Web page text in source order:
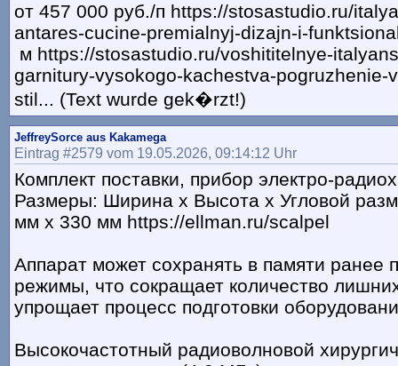
от 457 000 руб./п https://stosastudio.ru/
antares-cucine-premialnyj-dizajn-i-
м https://stosastudio.ru/voshititelnye-
garnitury-vysokogo-kachestva-pogruzhenie-
stil... (Text wurde gek�rzt!)
JeffreySorce aus Kakamega
Eintrag #2579 vom 19.05.2026, 09:14:12 Uhr
Комплект поставки, прибор электро-
Размеры: Ширина х Высота х Угловой
мм х 330 мм https://ellman.ru/scalpel
Аппарат может сохранять в памяти ранее
режимы, что сокращает количество
упрощает процесс подготовки
Высокочастотный радиоволновой